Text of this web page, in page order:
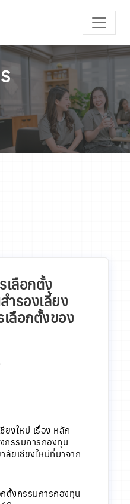
เลือกตั้ง
ำรองเลี้ยง
ลือกตั้งของ
ยงใหม่ เรื่อง หลัก
กรรมการกองทุน
ลัยเชียงใหม่ที่มาจาก
ตั้งกรรมการกองทุน